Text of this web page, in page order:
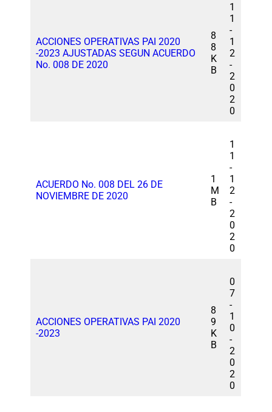
ACCIONES OPERATIVAS PAI 2020
-2023 AJUSTADAS SEGUN ACUERDO
No. 008 DE 2020
8
8
K
B
1
1
-
1
2
-
2
0
2
0
ACUERDO No. 008 DEL 26 DE
NOVIEMBRE DE 2020
1
M
B
1
1
-
1
2
-
2
0
2
0
ACCIONES OPERATIVAS PAI 2020
-2023
8
9
K
B
0
7
-
1
0
-
2
0
2
0